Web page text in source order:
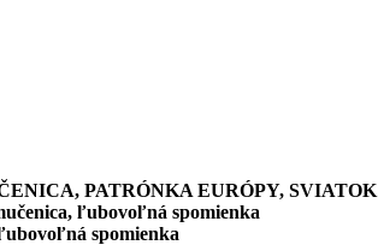
PATRÓNKA EURÓPY, SVIATOK
ľubovoľná spomienka
spomienka